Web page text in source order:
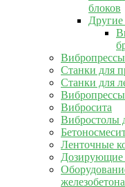
блоков
Другие
Станки для
Станки для
Вибросита
Вибростолы
Ленточные
Дозирующие
железобетона